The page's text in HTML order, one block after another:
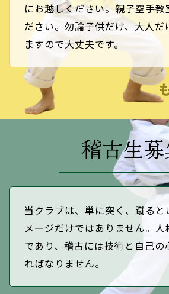
にお越しください。親子空手教
ださい。勿論子供だけ、大人だ
ますので大丈夫です。
稽古生
当クラブは、単に突く、蹴ると
メージだけではありません。
であり、稽古には技術と自己の
ればなりません。